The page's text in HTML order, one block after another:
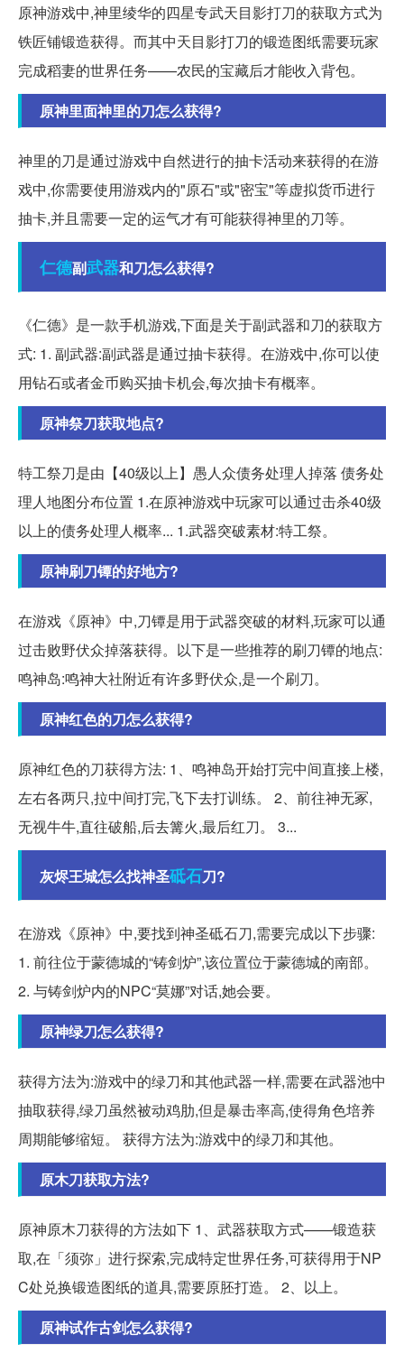
原神游戏中,神里绫华的四星专武天目影打刀的获取方式为
铁匠铺锻造获得。而其中天目影打刀的锻造图纸需要玩家
完成稻妻的世界任务——农民的宝藏后才能收入背包。
原神里面神里的刀怎么获得?
神里的刀是通过游戏中自然进行的抽卡活动来获得的在游
戏中,你需要使用游戏内的"原石"或"密宝"等虚拟货币进行
抽卡,并且需要一定的运气才有可能获得神里的刀等。
仁德副武器和刀怎么获得?
《仁德》是一款手机游戏,下面是关于副武器和刀的获取方
式: 1. 副武器:副武器是通过抽卡获得。在游戏中,你可以使
用钻石或者金币购买抽卡机会,每次抽卡有概率。
原神祭刀获取地点?
特工祭刀是由【40级以上】愚人众债务处理人掉落 债务处
理人地图分布位置 1.在原神游戏中玩家可以通过击杀40级
以上的债务处理人概率... 1.武器突破素材:特工祭。
原神刷刀镡的好地方?
在游戏《原神》中,刀镡是用于武器突破的材料,玩家可以通
过击败野伏众掉落获得。以下是一些推荐的刷刀镡的地点:
鸣神岛:鸣神大社附近有许多野伏众,是一个刷刀。
原神红色的刀怎么获得?
原神红色的刀获得方法: 1、鸣神岛开始打完中间直接上楼,
左右各两只,拉中间打完,飞下去打训练。 2、前往神无冢,
无视牛牛,直往破船,后去篝火,最后红刀。 3...
灰烬王城怎么找神圣砥石刀?
在游戏《原神》中,要找到神圣砥石刀,需要完成以下步骤:
1. 前往位于蒙德城的“铸剑炉”,该位置位于蒙德城的南部。
2. 与铸剑炉内的NPC“莫娜”对话,她会要。
原神绿刀怎么获得?
获得方法为:游戏中的绿刀和其他武器一样,需要在武器池中
抽取获得,绿刀虽然被动鸡肋,但是暴击率高,使得角色培养
周期能够缩短。 获得方法为:游戏中的绿刀和其他。
原木刀获取方法?
原神原木刀获得的方法如下 1、武器获取方式——锻造获
取,在「须弥」进行探索,完成特定世界任务,可获得用于NP
C处兑换锻造图纸的道具,需要原胚打造。 2、以上。
原神试作古剑怎么获得?